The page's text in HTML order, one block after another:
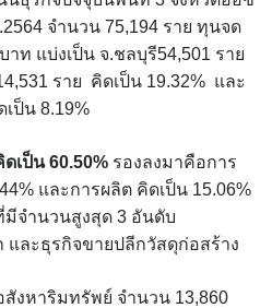
จำนวน 75,194 ราย ทุนจด
ท แบ่งเป็น จ.ชลบุรี54,501 ราย
ราย คิดเป็น 19.32% และ
เป็น 8.19%
ดเป็น60.50% รองลงมาคือการ
และการผลิต คิดเป็น 15.06%
มีจำนวนสูงสุด 3 อันดับ
และธุรกิจขายปลีกวัสดุก่อสร้าง
งหาริมทรัพย์ จำนวน 13,860